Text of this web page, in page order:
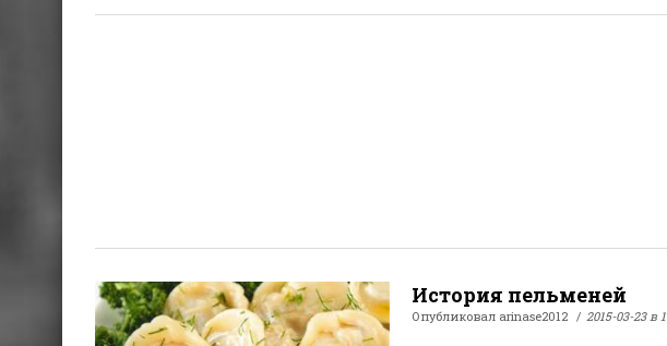
История пельменей
Опубликовал arinase2012 2015-03-23 в